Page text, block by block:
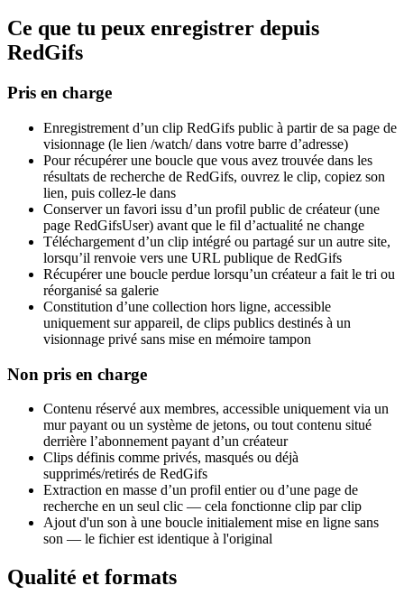
Ce que tu peux enregistrer depuis
RedGifs
Pris en charge
Enregistrement d’un clip RedGifs public à partir de sa page de
visionnage (le lien /watch/ dans votre barre d’adresse)
Pour récupérer une boucle que vous avez trouvée dans les
résultats de recherche de RedGifs, ouvrez le clip, copiez son
lien, puis collez-le dans
Conserver un favori issu d’un profil public de créateur (une
page RedGifsUser) avant que le fil d’actualité ne change
Téléchargement d’un clip intégré ou partagé sur un autre site,
lorsqu’il renvoie vers une URL publique de RedGifs
Récupérer une boucle perdue lorsqu’un créateur a fait le tri ou
réorganisé sa galerie
Constitution d’une collection hors ligne, accessible
uniquement sur appareil, de clips publics destinés à un
visionnage privé sans mise en mémoire tampon
Non pris en charge
Contenu réservé aux membres, accessible uniquement via un
mur payant ou un système de jetons, ou tout contenu situé
derrière l’abonnement payant d’un créateur
Clips définis comme privés, masqués ou déjà
supprimés/retirés de RedGifs
Extraction en masse d’un profil entier ou d’une page de
recherche en un seul clic — cela fonctionne clip par clip
Ajout d'un son à une boucle initialement mise en ligne sans
son — le fichier est identique à l'original
Qualité et formats